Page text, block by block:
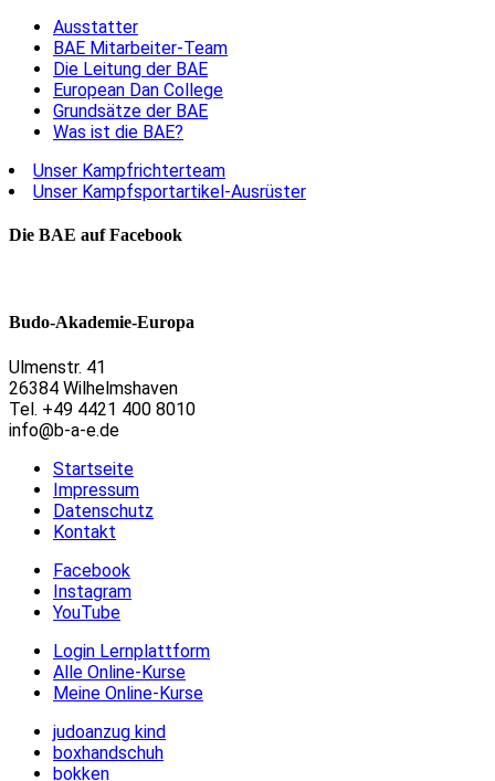
Ausstatter
BAE Mitarbeiter-Team
Die Leitung der BAE
European Dan College
Grundsätze der BAE
Was ist die BAE?
Unser Kampfrichterteam
Unser Kampfsportartikel-Ausrüster
Die BAE auf Facebook
Budo-Akademie-Europa
Ulmenstr. 41
26384 Wilhelmshaven
Tel. +49 4421 400 8010
info@b-a-e.de
Startseite
Impressum
Datenschutz
Kontakt
Facebook
Instagram
YouTube
Login Lernplattform
Alle Online-Kurse
Meine Online-Kurse
judoanzug kind
boxhandschuh
bokken